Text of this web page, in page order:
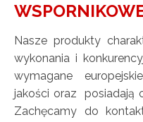
Nasze produkty
wykonania i
wymagane
jakości oraz posiadają
Zachęcamy do